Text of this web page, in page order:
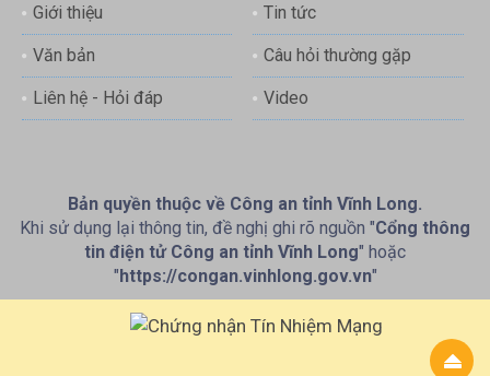
Giới thiệu Tin tức
Văn bản Câu hỏi thường gặp
Liên hệ - Hỏi đáp Video
Bản quyền thuộc về Công an tỉnh Vĩnh Long.
Khi sử dụng lại thông tin, đề nghị ghi rõ nguồn "Cổng thông
tin điện tử Công an tỉnh Vĩnh Long" hoặc
"https://congan.vinhlong.gov.vn"